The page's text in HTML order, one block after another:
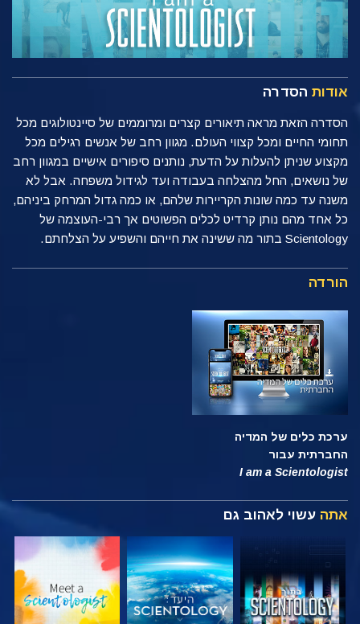
אודות הסדרה
הסדרה הזאת מראה תיאורים קצרים ומרוממים של סיינטולוגים מכל
תחומי החיים ומכל קצווי העולם. מגוון רחב של אנשים רגילים מכל
מקצוע שניתן להעלות על הדעת, נותנים סיפורים אישיים במגוון רחב
של נושאים, החל מהצלחה בעבודה ועד לגידול משפחה. אבל לא
משנה עד כמה שונות הקריירות שלהם, או כמה גדול המרחק ביניהם,
כל אחד מהם נותן קרדיט לכלים הפשוטים אך רבי-העוצמה של
Scientology בתור מה ששינה את חייהם והשפיע על הצלחתם.
הורדה
ערכת כלים של המדיה
החברתית עבור
I am a Scientologist
אתה עשוי לאהוב גם